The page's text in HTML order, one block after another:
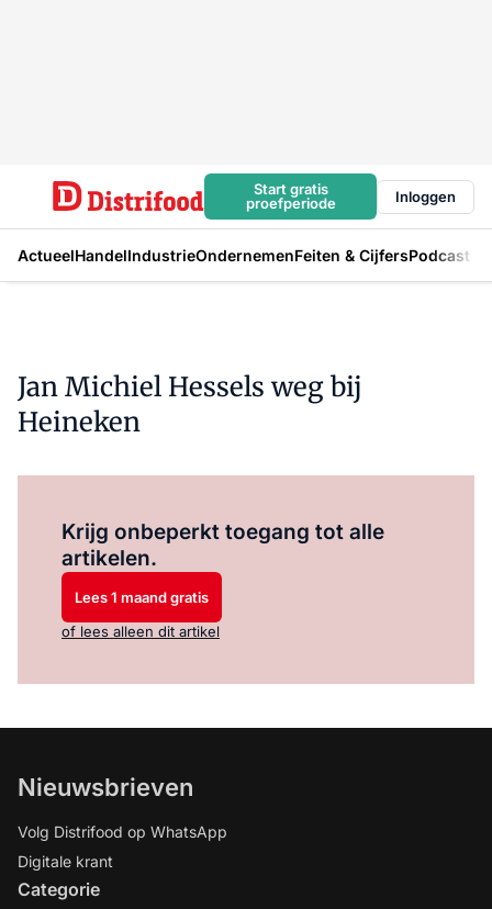
Start gratis
proefperiode
Inloggen
ActueelHandelIndustrieOndernemenFeiten & CijfersPodcast
Jan Michiel Hessels weg bij
Heineken
Krijg onbeperkt toegang tot alle
artikelen.
Lees 1 maand gratis
of lees alleen dit artikel
Nieuwsbrieven
Volg Distrifood op WhatsApp
Digitale krant
Categorie